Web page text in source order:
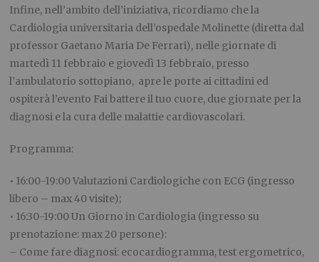
Infine, nell’ambito dell’iniziativa, ricordiamo che la
Cardiologia universitaria dell’ospedale Molinette (diretta dal
professor Gaetano Maria De Ferrari), nelle giornate di
martedì 11 febbraio e giovedì 13 febbraio, presso
l’ambulatorio sottopiano, apre le porte ai cittadini ed
ospiterà l’evento Fai battere il tuo cuore, due giornate per la
diagnosi e la cura delle malattie cardiovascolari.
Programma:
• 16:00-19:00 Valutazioni Cardiologiche con ECG (ingresso
libero – max 40 visite);
• 16:30-19:00 Un Giorno in Cardiologia (ingresso su
prenotazione: max 20 persone):
– Come fare diagnosi: ecocardiogramma, test ergometrico,